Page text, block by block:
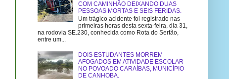
COM CAMINHÃO DEIXANDO DUAS
PESSOAS MORTAS E SEIS FERIDAS.
Um trágico acidente foi registrado nas
primeiras horas desta sexta-feira, dia 31,
na rodovia SE.230, conhecida como Rota do Sertão,
entre um...
DOIS ESTUDANTES MORREM
AFOGADOS EM ATIVIDADE ESCOLAR
NO POVOADO CARAÍBAS, MUNICÍPIO
DE CANHOBA.